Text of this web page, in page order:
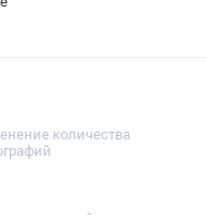
количества